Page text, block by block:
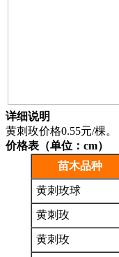
详细说明
黄刺玫价格0.55元/棵。
价格表（单位：cm）
苗木品种
黄刺玫球
黄刺玫
黄刺玫